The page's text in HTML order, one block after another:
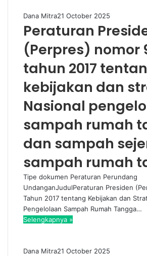
Dana Mitra21 October 2025
Peraturan
(Perpres) nomor
tahun 2017
kebijakan dan
Nasional
sampah rumah
dan sampah
sampah rumah
Tipe dokumen Peraturan Perundang
UndanganJudulPeraturan Presiden
Tahun 2017 tentang Kebijakan dan
Pengelolaan Sampah Rumah Tangga…
Selengkapnya »
Dana Mitra21 October 2025